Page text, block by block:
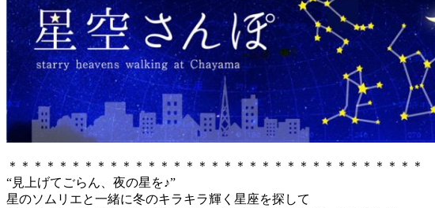
＊＊＊＊＊＊＊＊＊＊＊＊＊＊＊＊＊＊＊＊＊＊＊＊＊＊＊＊＊＊＊＊＊
“見上げてごらん、夜の星を♪”
星のソムリエと一緒に冬のキラキラ輝く星座を探して